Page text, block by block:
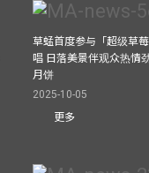
草蜢首度参与「超级草
唱 日落美景伴观众热情
月饼
2025-10-05
更多